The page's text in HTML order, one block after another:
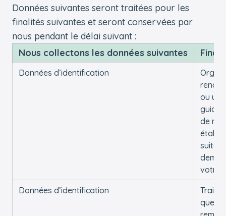
Données suivantes seront traitées pour les
finalités suivantes et seront conservées par
nous pendant le délai suivant :
Nous collectons les données suivantes
Données d’identification
ou
de nos
suite
votre
Données d’identification